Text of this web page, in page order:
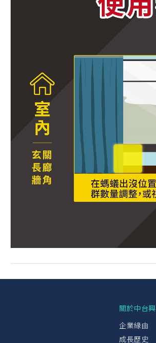
關於中台興
企業緣由
成長歷史